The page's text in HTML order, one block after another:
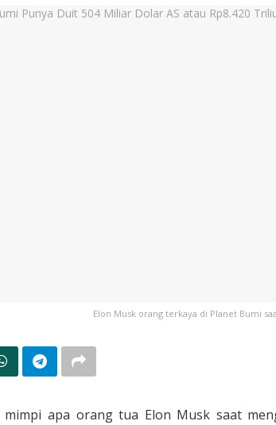
Elon Musk orang terkaya di Planet Bumi
mimpi apa orang tua Elon Musk saat